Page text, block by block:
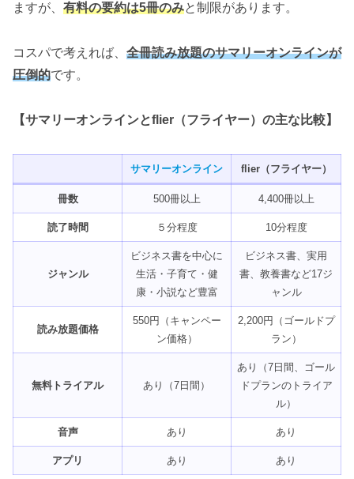
ますが、 有料の要約は5冊のみと制限があります。
コスパで考えれば、 全冊読み放題のサマリーオンラインが
圧倒的です。
【サマリーオンラインとflier（フライヤー）の主な比較】
サマリーオンライン flier（フライヤー）
冊数 500冊以上 4,400冊以上
読了時間 ５分程度 10分程度
ジャンル
ビジネス書を中心に
生活・子育て・健
康・小説など豊富
ビジネス書、実用
書、教養書など17ジ
ャンル
読み放題価格
550円（キャンペー
ン価格）
2,200円（ゴールドプ
ラン）
無料トライアル あり（7日間）
あり（7日間、ゴール
ドプランのトライア
ル）
音声 あり あり
アプリ あり あり